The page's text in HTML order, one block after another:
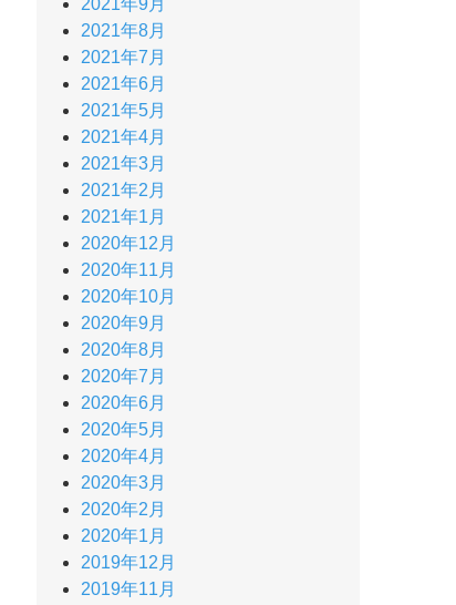
2021年9月
2021年8月
2021年7月
2021年6月
2021年5月
2021年4月
2021年3月
2021年2月
2021年1月
2020年12月
2020年11月
2020年10月
2020年9月
2020年8月
2020年7月
2020年6月
2020年5月
2020年4月
2020年3月
2020年2月
2020年1月
2019年12月
2019年11月